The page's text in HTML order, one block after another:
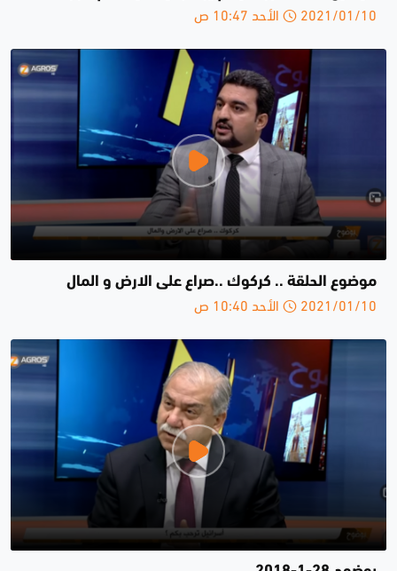
2021/01/10 الأحد 10:47 ص
موضوع الحلقة .. كركوك ..صراع على الارض و المال
2021/01/10 الأحد 10:40 ص